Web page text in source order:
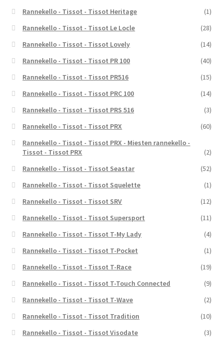
Rannekello - Tissot - Tissot Heritage
(1)
Rannekello - Tissot - Tissot Le Locle
(28)
Rannekello - Tissot - Tissot Lovely
(14)
Rannekello - Tissot - Tissot PR 100
(40)
Rannekello - Tissot - Tissot PR516
(15)
Rannekello - Tissot - Tissot PRC 100
(14)
Rannekello - Tissot - Tissot PRS 516
(3)
Rannekello - Tissot - Tissot PRX
(60)
Rannekello - Tissot - Tissot PRX - Miesten rannekello -
Tissot - Tissot PRX
(2)
Rannekello - Tissot - Tissot Seastar
(52)
Rannekello - Tissot - Tissot Squelette
(1)
Rannekello - Tissot - Tissot SRV
(12)
Rannekello - Tissot - Tissot Supersport
(11)
Rannekello - Tissot - Tissot T-My Lady
(4)
Rannekello - Tissot - Tissot T-Pocket
(1)
Rannekello - Tissot - Tissot T-Race
(19)
Rannekello - Tissot - Tissot T-Touch Connected
(9)
Rannekello - Tissot - Tissot T-Wave
(2)
Rannekello - Tissot - Tissot Tradition
(10)
Rannekello - Tissot - Tissot Visodate
(3)